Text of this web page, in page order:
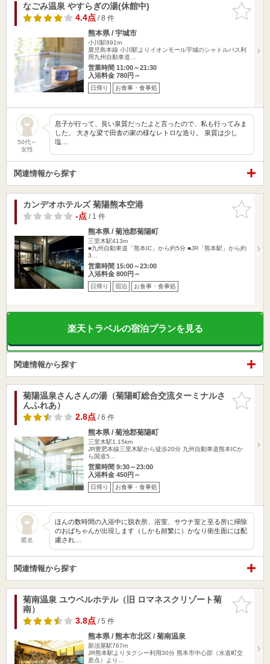
お気に入
りに追加
なごみ温泉 やすらぎの湯(休館中)
4.4点/ 8 件
熊本県 / 宇城市
小川駅891m
鹿児島本線 小川駅よりイオンモール宇城のシャトルバス利
用九州自動車道…
営業時間 11:00～21:30
入浴料金 780円～
日帰り お食事・食事処
50代～
女性
息子が行って、良い泉質だったよと言ったので、私も行ってみま
した。 大きな梁で田舎の家の様なレトロな造り。 泉質は少し
塩…
関連情報から探す
お気に入
りに追加
カンデオホテルズ 菊陽熊本空港
-点/ 1 件
熊本県 / 菊池郡菊陽町
三里木駅413m
■九州自動車道「熊本IC」から約5分 ■JR「熊本駅」から約
3…
営業時間 15:00～23:00
入浴料金 800円～
日帰り 宿泊 お食事・食事処
楽天トラベルの宿泊プランを見る
関連情報から探す
お気に入
りに追加
菊陽温泉さんさんの湯（菊陽町総合交流ターミナルさ
んふれあ）
2.8点/ 6 件
熊本県 / 菊池郡菊陽町
三里木駅1.15km
JR豊肥本線三里木駅から徒歩20分 九州自動車道熊本ICか
ら国道5…
営業時間 9:30～23:00
入浴料金 450円～
日帰り お食事・食事処
匿名
ほんの数時間の入浴中に脱衣所、浴室、サウナ室と至る所に掃除
のおばちゃんが出現します（しかも頻繁に）かなり衛生面には配
慮され…
関連情報から探す
お気に入
りに追加
菊南温泉 ユウベルホテル（旧 ロマネスクリゾート菊
南）
3.8点/ 5 件
熊本県 / 熊本市北区 / 菊南温泉
新須屋駅767m
JR熊本駅よりタクシー利用30分 熊本市中心部（水道町交
差点）より…